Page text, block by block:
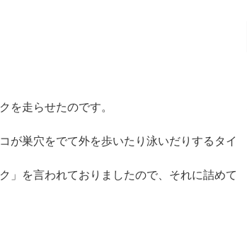
を走らせたのです。
が巣穴をでて外を歩いたり泳いだりするタイ
」を言われておりましたので、それに詰めて